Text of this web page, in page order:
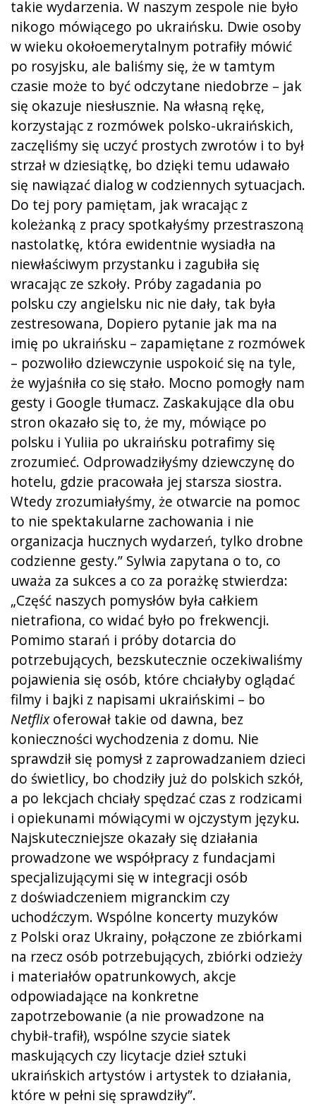
takie wydarzenia. W naszym zespole nie było
nikogo mówiącego po ukraińsku. Dwie osoby
w wieku okołoemerytalnym potrafiły mówić
po rosyjsku, ale baliśmy się, że w tamtym
czasie może to być odczytane niedobrze – jak
się okazuje niesłusznie. Na własną rękę,
korzystając z rozmówek polsko-ukraińskich,
zaczęliśmy się uczyć prostych zwrotów i to był
strzał w dziesiątkę, bo dzięki temu udawało
się nawiązać dialog w codziennych sytuacjach.
Do tej pory pamiętam, jak wracając z
koleżanką z pracy spotkałyśmy przestraszoną
nastolatkę, która ewidentnie wysiadła na
niewłaściwym przystanku i zagubiła się
wracając ze szkoły. Próby zagadania po
polsku czy angielsku nic nie dały, tak była
zestresowana, Dopiero pytanie jak ma na
imię po ukraińsku – zapamiętane z rozmówek
– pozwoliło dziewczynie uspokoić się na tyle,
że wyjaśniła co się stało. Mocno pomogły nam
gesty i Google tłumacz. Zaskakujące dla obu
stron okazało się to, że my, mówiące po
polsku i Yuliia po ukraińsku potrafimy się
zrozumieć. Odprowadziłyśmy dziewczynę do
hotelu, gdzie pracowała jej starsza siostra.
Wtedy zrozumiałyśmy, że otwarcie na pomoc
to nie spektakularne zachowania i nie
organizacja hucznych wydarzeń, tylko drobne
codzienne gesty.” Sylwia zapytana o to, co
uważa za sukces a co za porażkę stwierdza:
„Część naszych pomysłów była całkiem
nietrafiona, co widać było po frekwencji.
Pomimo starań i próby dotarcia do
potrzebujących, bezskutecznie oczekiwaliśmy
pojawienia się osób, które chciałyby oglądać
filmy i bajki z napisami ukraińskimi – bo
Netflixoferował takie od dawna, bez
konieczności wychodzenia z domu. Nie
sprawdził się pomysł z zaprowadzaniem dzieci
do świetlicy, bo chodziły już do polskich szkół,
a po lekcjach chciały spędzać czas z rodzicami
i opiekunami mówiącymi w ojczystym języku.
Najskuteczniejsze okazały się działania
prowadzone we współpracy z fundacjami
specjalizującymi się w integracji osób
z doświadczeniem migranckim czy
uchodźczym. Wspólne koncerty muzyków
z Polski oraz Ukrainy, połączone ze zbiórkami
na rzecz osób potrzebujących, zbiórki odzieży
i materiałów opatrunkowych, akcje
odpowiadające na konkretne
zapotrzebowanie (a nie prowadzone na
chybił-trafił), wspólne szycie siatek
maskujących czy licytacje dzieł sztuki
ukraińskich artystów i artystek to działania,
które w pełni się sprawdziły”.